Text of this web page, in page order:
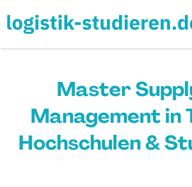
Master
Management in
Hochschulen &